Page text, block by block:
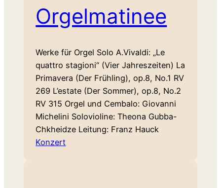
Orgelmatinee
Werke für Orgel Solo A.Vivaldi: „Le
quattro stagioni“ (Vier Jahreszeiten) La
Primavera (Der Frühling), op.8, No.1 RV
269 L’estate (Der Sommer), op.8, No.2
RV 315 Orgel und Cembalo: Giovanni
Michelini Solovioline: Theona Gubba-
Chkheidze Leitung: Franz Hauck
Konzert